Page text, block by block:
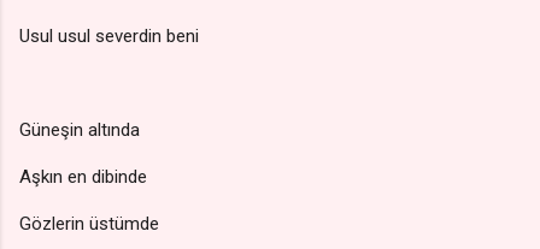
Usul usul severdin beni
Güneşin altında
Aşkın en dibinde
Gözlerin üstümde